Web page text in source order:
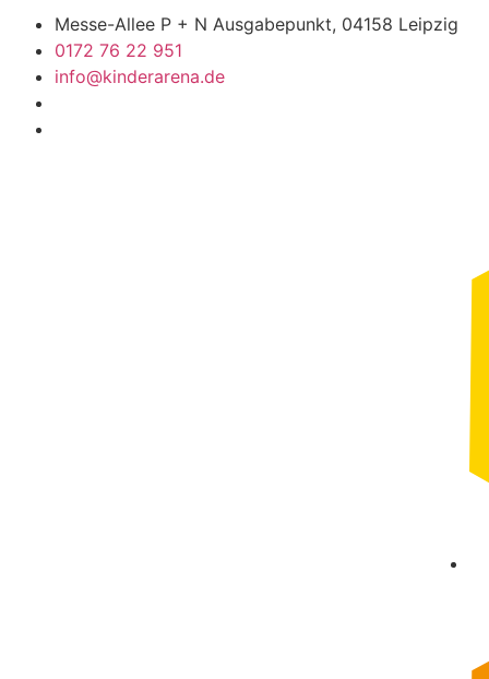
Messe-Allee P + N Ausgabepunkt, 04158 Leipzig
0172 76 22 951
info@kinderarena.de